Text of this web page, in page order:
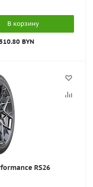
В корзину
BYN
RS26